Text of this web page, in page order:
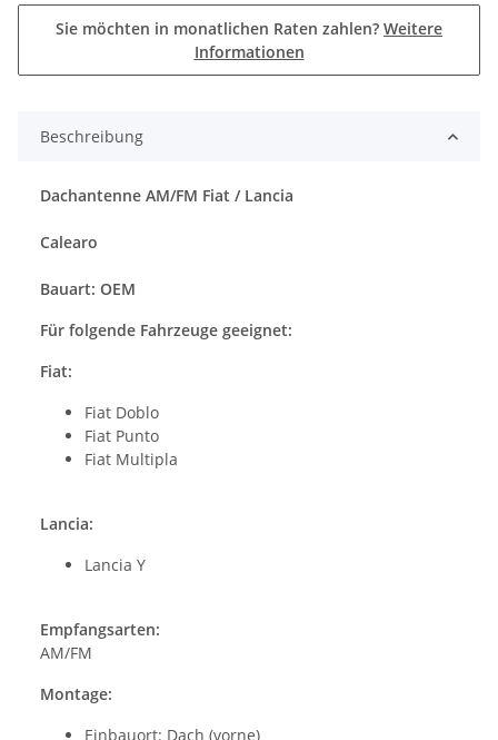
Sie möchten in monatlichen Raten zahlen? Weitere
Informationen
Beschreibung
Dachantenne AM/FM Fiat / Lancia
Calearo
Bauart: OEM
Für folgende Fahrzeuge geeignet:
Fiat:
Fiat Doblo
Fiat Punto
Fiat Multipla
Lancia:
Lancia Y
Empfangsarten:
AM/FM
Montage:
Einbauort: Dach (vorne)